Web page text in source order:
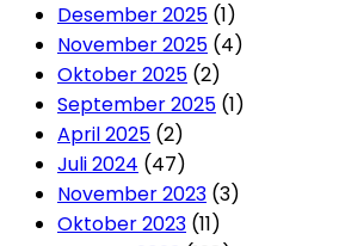
Desember 2025 (1)
November 2025 (4)
Oktober 2025 (2)
September 2025 (1)
April 2025 (2)
Juli 2024 (47)
November 2023 (3)
Oktober 2023 (11)